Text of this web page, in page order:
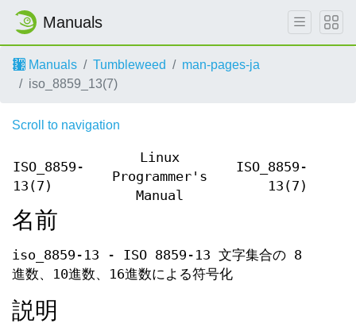
Manuals
Manuals Tumbleweed
man-pages-ja
iso_8859_13(7)
Scroll to navigation
ISO_8859-
13(7)
Linux
Programmer's
Manual
ISO_8859-
13(7)
名前
iso_8859-13 - ISO 8859-13 文字集合の 8
進数、10進数、16進数による符号化
説明